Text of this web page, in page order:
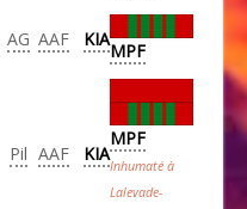
AG AAF KIAMPF
Pil AAF KIA
MPF
Inhumaté à
Lalevade-